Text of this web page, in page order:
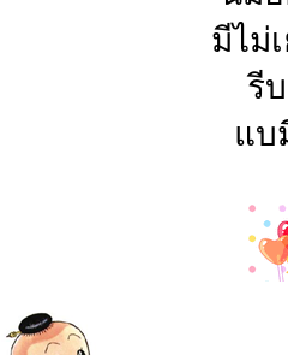
มีไม่
รี
แบ